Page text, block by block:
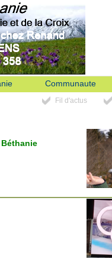
Communaute
Fil d'actus